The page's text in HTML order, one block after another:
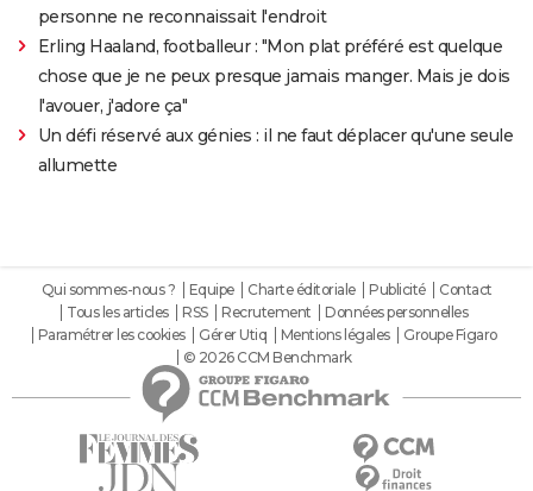
personne ne reconnaissait l'endroit
Erling Haaland, footballeur : "Mon plat préféré est quelque
chose que je ne peux presque jamais manger. Mais je dois
l'avouer, j'adore ça"
Un défi réservé aux génies : il ne faut déplacer qu'une seule
allumette
Qui sommes-nous ? Equipe Charte éditoriale Publicité
Contact
Tous les articles
RSS Recrutement
Données personnelles
Paramétrer les cookies
Gérer Utiq Mentions légales
Groupe Figaro
© 2026 CCM Benchmark